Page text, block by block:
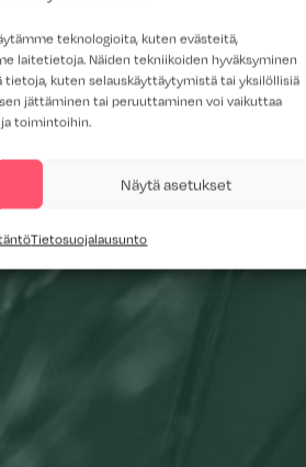
teknologioita, kuten evästeitä,
laitetietoja. Näiden tekniikoiden hyväksyminen
kuten selauskäyttäytymistä tai yksilöllisiä
jättäminen tai peruuttaminen voi vaikuttaa
toimintoihin.
Näytä asetukset
Tietosuojalausunto